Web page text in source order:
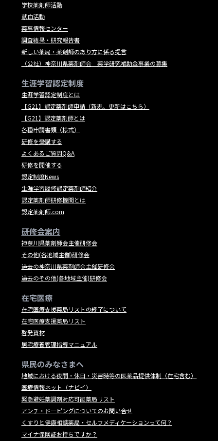
学校薬剤師活動
献血活動
薬事情報センター
調査結果・研究報告書
新しい薬局・薬剤師のあり方に係る提言
（公社）神奈川県薬剤師会 薬学研究補助金事業の募集
生涯学習認定制度
生涯学習認定制度とは
【G21】認定薬剤師申請（新規、更新はこちら）
【G21】認定薬剤師とは
各種申請書類（様式）
研修を受講する
よくあるご質問Q&A
研修を開催する
認定制度News
生涯学習履修認定薬剤師紹介
認定薬剤師研修機関とは
認定薬剤師.com
研修会案内
神奈川県薬剤師会主催研修会
その他(各地域主催)研修会
過去の神奈川県薬剤師会主催研修会
過去のその他(各地域主催)研修会
在宅医療
在宅医療支援薬局リストの終了について
在宅医療支援薬局リスト
啓発資材
居宅療養管理指導マニュアル
県民のみなさまへ
地域における夜間・休日・災害時等の医薬品提供体制（在宅含む）
医療情報ネット（ナビイ）
緊急避妊薬調剤対応可能薬局リスト
アンチ・ドーピングについてのお問い合せ
くすりと健康相談薬局・セルフメディケーションって何？
マイナ保険証お持ちですか？